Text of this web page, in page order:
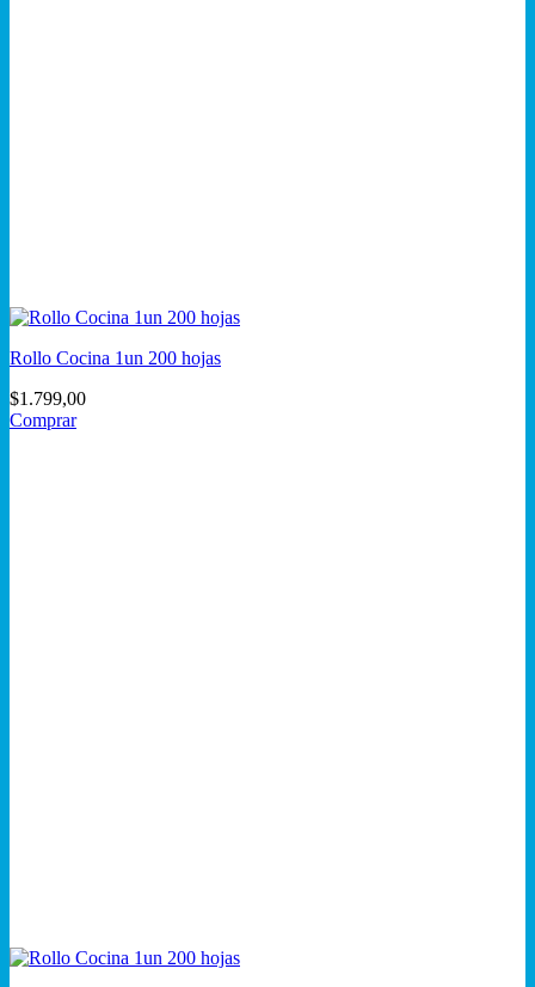
Rollo Cocina 1un 200 hojas
$1.799,00
Comprar